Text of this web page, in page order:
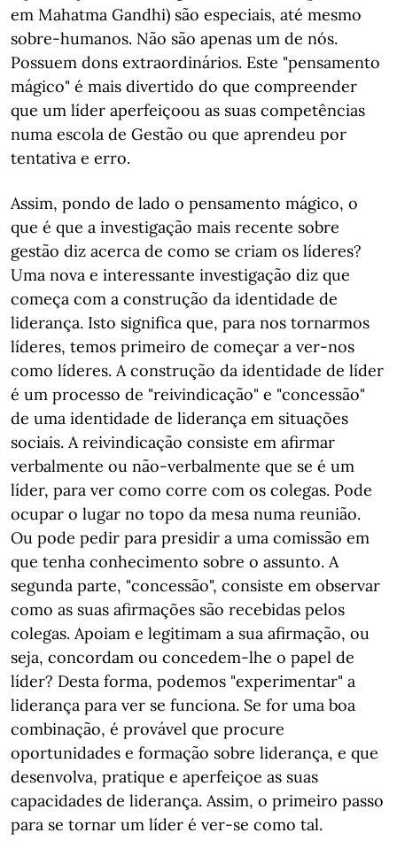
em Mahatma Gandhi) são especiais, até mesmo
sobre-humanos. Não são apenas um de nós.
Possuem dons extraordinários. Este "pensamento
mágico" é mais divertido do que compreender
que um líder aperfeiçoou as suas competências
numa escola de Gestão ou que aprendeu por
tentativa e erro.
Assim, pondo de lado o pensamento mágico, o
que é que a investigação mais recente sobre
gestão diz acerca de como se criam os líderes?
Uma nova e interessante investigação diz que
começa com a construção da identidade de
liderança. Isto significa que, para nos tornarmos
líderes, temos primeiro de começar a ver-nos
como líderes. A construção da identidade de líder
é um processo de "reivindicação" e "concessão"
de uma identidade de liderança em situações
sociais. A reivindicação consiste em afirmar
verbalmente ou não-verbalmente que se é um
líder, para ver como corre com os colegas. Pode
ocupar o lugar no topo da mesa numa reunião.
Ou pode pedir para presidir a uma comissão em
que tenha conhecimento sobre o assunto. A
segunda parte, "concessão", consiste em observar
como as suas afirmações são recebidas pelos
colegas. Apoiam e legitimam a sua afirmação, ou
seja, concordam ou concedem-lhe o papel de
líder? Desta forma, podemos "experimentar" a
liderança para ver se funciona. Se for uma boa
combinação, é provável que procure
oportunidades e formação sobre liderança, e que
desenvolva, pratique e aperfeiçoe as suas
capacidades de liderança. Assim, o primeiro passo
para se tornar um líder é ver-se como tal.